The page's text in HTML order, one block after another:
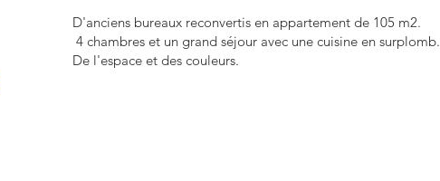
D'anciens bureaux reconvertis en appartement de 105 m2.
4 chambres et un grand séjour avec une cuisine en surplomb.
De l'espace et des couleurs.